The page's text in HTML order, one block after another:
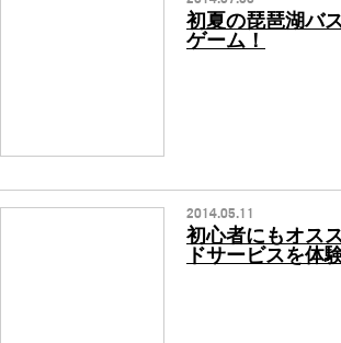
初夏の琵琶湖バ
ゲーム！
2014.05.11
初心者にもオス
ドサービスを体